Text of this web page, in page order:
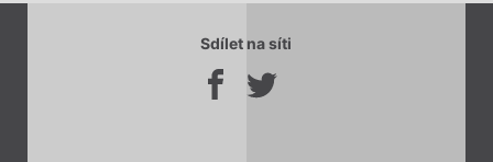
Sdílet na síti